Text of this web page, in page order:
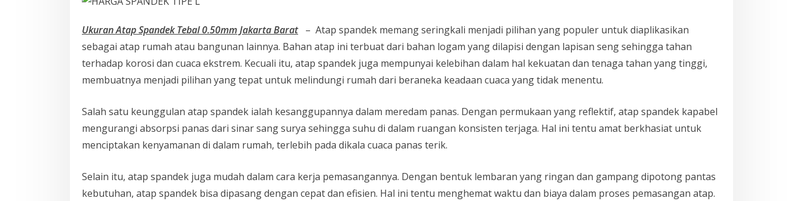
Ukuran Atap Spandek Tebal 0.50mm Jakarta Barat– Atap spandek memang seringkali menjadi pilihan yang populer untuk diaplikasikan
sebagai atap rumah atau bangunan lainnya. Bahan atap ini terbuat dari bahan logam yang dilapisi dengan lapisan seng sehingga tahan
terhadap korosi dan cuaca ekstrem. Kecuali itu, atap spandek juga mempunyai kelebihan dalam hal kekuatan dan tenaga tahan yang tinggi,
membuatnya menjadi pilihan yang tepat untuk melindungi rumah dari beraneka keadaan cuaca yang tidak menentu.
Salah satu keunggulan atap spandek ialah kesanggupannya dalam meredam panas. Dengan permukaan yang reflektif, atap spandek kapabel
mengurangi absorpsi panas dari sinar sang surya sehingga suhu di dalam ruangan konsisten terjaga. Hal ini tentu amat berkhasiat untuk
menciptakan kenyamanan di dalam rumah, terlebih pada dikala cuaca panas terik.
Selain itu, atap spandek juga mudah dalam cara kerja pemasangannya. Dengan bentuk lembaran yang ringan dan gampang dipotong pantas
kebutuhan, atap spandek bisa dipasang dengan cepat dan efisien. Hal ini tentu menghemat waktu dan biaya dalam proses pemasangan atap.